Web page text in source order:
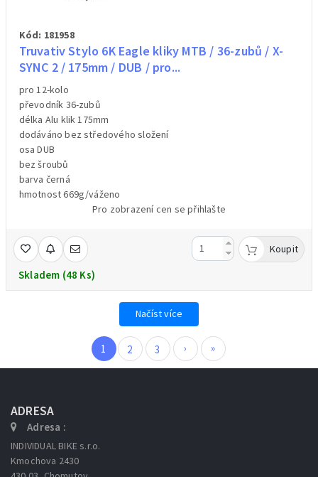
Kód: 181958
Truvativ Stylo 6K Eagle kliky MTB / 36-zubů / X-
SYNC 2 / 175mm / DUB / pro...
pro 12-kolo
převodník 36-zubů
délka Alu klik 175mm
dodáváno bez středového složení
osa DUB
bez šroubů
barva černá
hmotnost 669g/váženo
Pro zobrazení cen se přihlašte
Skladem (48 Ks)
Koupit
Načíst více
1 2 3 › »
ADRESA
Adresa :
INDIVIDUAL BIKE s.r.o.
Kmochova 2430